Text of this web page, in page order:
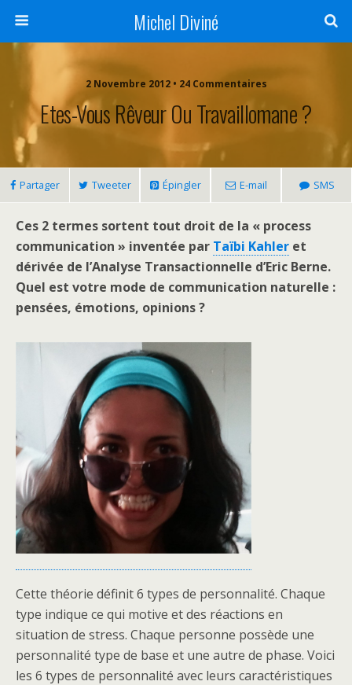
Michel Diviné
2 Novembre 2012 • 24 Commentaires
Etes-Vous Rêveur Ou Travaillomane ?
Partager Tweeter Épingler E-mail SMS
Ces 2 termes sortent tout droit de la « process
communication » inventée par Taïbi Kahler et
dérivée de l’Analyse Transactionnelle d’Eric Berne.
Quel est votre mode de communication naturelle :
pensées, émotions, opinions ?
Cette théorie définit 6 types de personnalité. Chaque
type indique ce qui motive et des réactions en
situation de stress. Chaque personne possède une
personnalité type de base et une autre de phase. Voici
les 6 types de personnalité avec leurs caractéristiques